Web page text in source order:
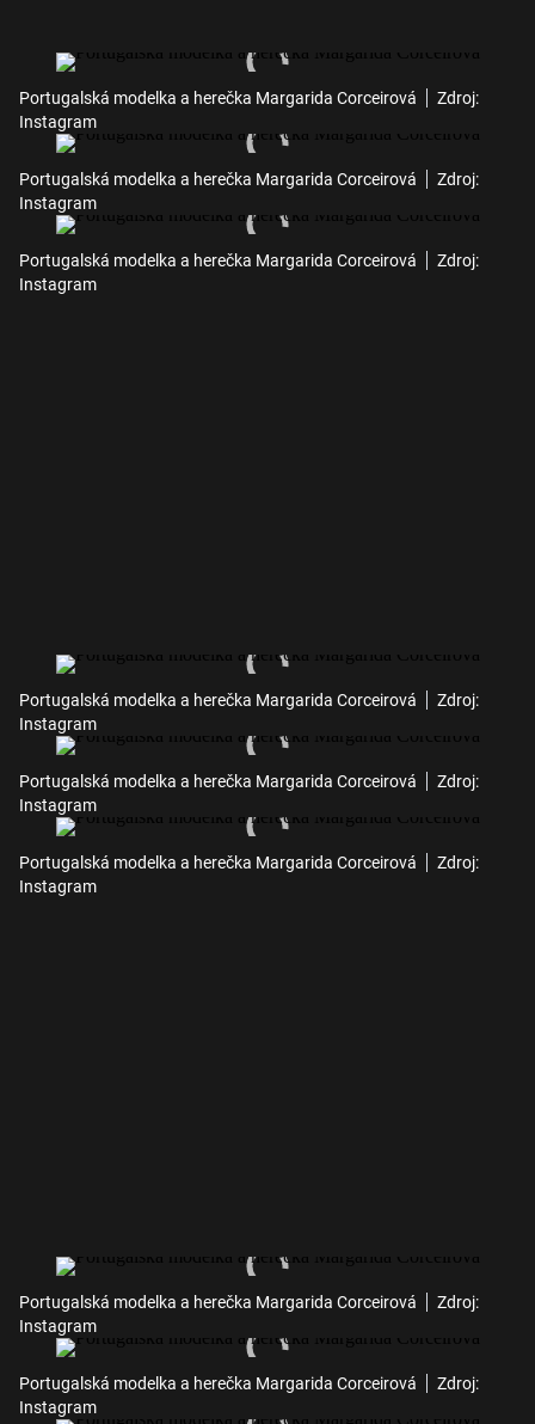
Portugalská modelka a herečka Margarida Corceirová
Zdroj:
Instagram
Portugalská modelka a herečka Margarida Corceirová
Zdroj:
Instagram
Portugalská modelka a herečka Margarida Corceirová
Zdroj:
Instagram
Portugalská modelka a herečka Margarida Corceirová
Zdroj:
Instagram
Portugalská modelka a herečka Margarida Corceirová
Zdroj:
Instagram
Portugalská modelka a herečka Margarida Corceirová
Zdroj:
Instagram
Portugalská modelka a herečka Margarida Corceirová
Zdroj:
Instagram
Portugalská modelka a herečka Margarida Corceirová
Zdroj:
Instagram